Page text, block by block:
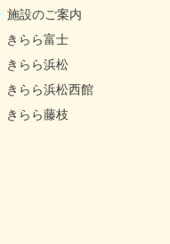
施設のご案内
きらら富士
きらら浜松
きらら浜松西館
きらら藤枝